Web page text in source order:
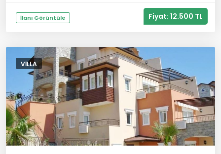
İlanı Görüntüle Fiyat: 12.500 TL
VILLA